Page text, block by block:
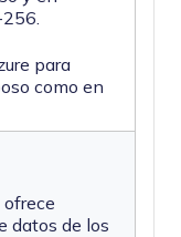
para
como en
ofrece
datos de los